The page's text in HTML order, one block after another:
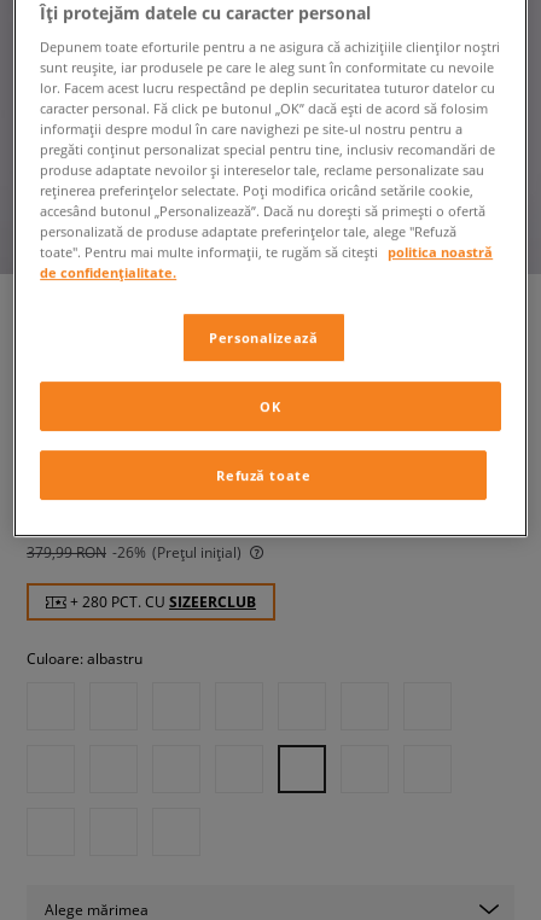
ADIDAS BLUZĂ SST TT
299,99 RON -7% (Cel mai mic preț din ultimele 30 de zile înainte de
379,99 RON -26% (Prețul inițial)
+ 280 PCT. CU SIZEERCLUB
Culoare: albastru
Alege mărimea
Îți protejăm datele cu caracter personal
Depunem toate eforturile pentru a ne asigura că achizițiile clienților noștri
sunt reușite, iar produsele pe care le aleg sunt în conformitate cu nevoile
lor. Facem acest lucru respectând pe deplin securitatea tuturor datelor cu
caracter personal. Fă click pe butonul „OK” dacă ești de acord să folosim
informații despre modul în care navighezi pe site-ul nostru pentru a
pregăti conținut personalizat special pentru tine, inclusiv recomandări de
produse adaptate nevoilor și intereselor tale, reclame personalizate sau
reținerea preferințelor selectate. Poți modifica oricând setările cookie,
accesând butonul „Personalizează”. Dacă nu dorești să primești o ofertă
personalizată de produse adaptate preferințelor tale, alege "Refuză
toate". Pentru mai multe informații, te rugăm să citești
politica noastră
de confidențialitate.
Personalizează
Refuză toate
OK